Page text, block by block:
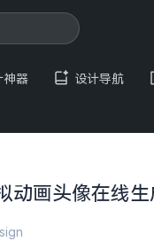
神器 设计导航
动画头像在线生